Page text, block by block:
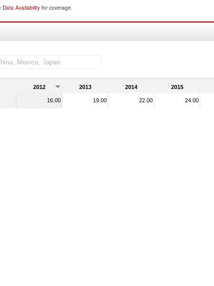
Data Availability for coverage.
2012 2013 2014 2015
16.00 19.00 22.00 24.00